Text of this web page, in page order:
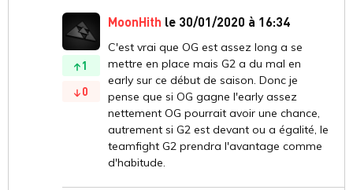
1
0
MoonHith le 30/01/2020 à 16:34
C'est vrai que OG est assez long a se
mettre en place mais G2 a du mal en
early sur ce début de saison. Donc je
pense que si OG gagne l'early assez
nettement OG pourrait avoir une chance,
autrement si G2 est devant ou a égalité, le
teamfight G2 prendra l'avantage comme
d'habitude.